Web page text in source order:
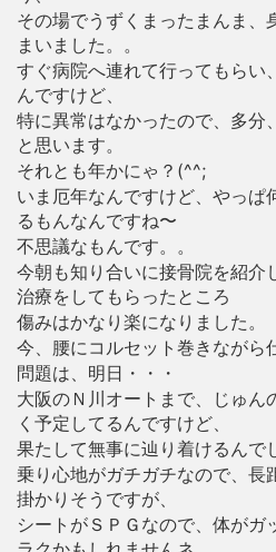
その場でうずくまったまんま、
まいました。。
すぐ病院へ連れて行ってもらい
んですけど、
特に異常はなかったので、多分
と思います。
それとも年かにゃ？(^^;
いま厄年なんですけど、やっぱ
るもんなんですね〜
不思議なもんです。。
今朝も知り合いに接骨院を紹介
治療をしてもらったところ
傷みはかなり楽になりました。
今、腰にコルセット巻きながら
問題は、明日・・・
大阪のＮ川オートまで、じゅん
く予定してるんですけど、
果たして無事に辿り着けるんで
乗り心地がガチガチなので、長
掛かりそうですが、
シートがＳＰＧなので、体がガ